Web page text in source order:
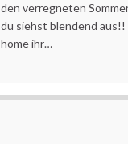
den verregneten
du siehst blendend aus!!
home ihr…